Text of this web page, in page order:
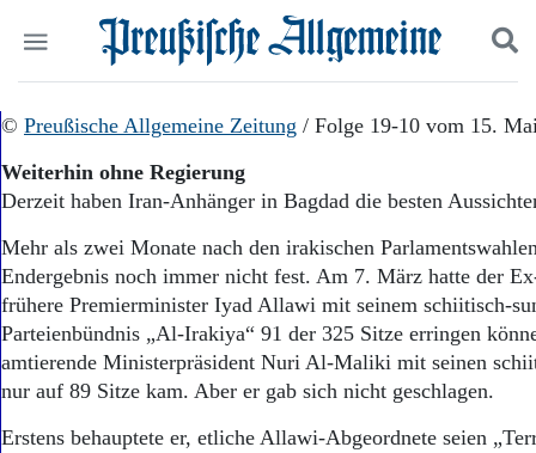
Politik
Wirtschaft
Panorama
Leben
Geschichte
Ostpreußen
Pommern
Berlin-Brandenburg
Schlesien
Bücher
Suchen und finden
© Preußische Allgemeine Zeitung / Folge 19-10 vom 15.
Weiterhin ohne Regierung
Derzeit haben Iran-Anhänger in Bagdad die besten
Mehr als zwei Monate nach den irakischen
Endergebnis noch immer nicht fest. Am 7. März hatte der
frühere Premierminister Iyad Allawi mit seinem schiitisch-
Parteienbündnis „Al-Irakiya“ 91 der 325 Sitze erringen
amtierende Ministerpräsident Nuri Al-Maliki mit seinen
nur auf 89 Sitze kam. Aber er gab sich nicht geschlagen.
Erstens behauptete er, etliche Allawi-Abgeordnete seien